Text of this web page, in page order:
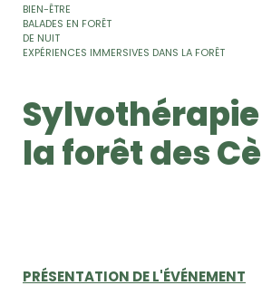
BIEN-ÊTRE
BALADES EN FORÊT
DE NUIT
EXPÉRIENCES IMMERSIVES DANS LA FORÊT
la forêt des
PRÉSENTATION DE L'ÉVÉNEMENT